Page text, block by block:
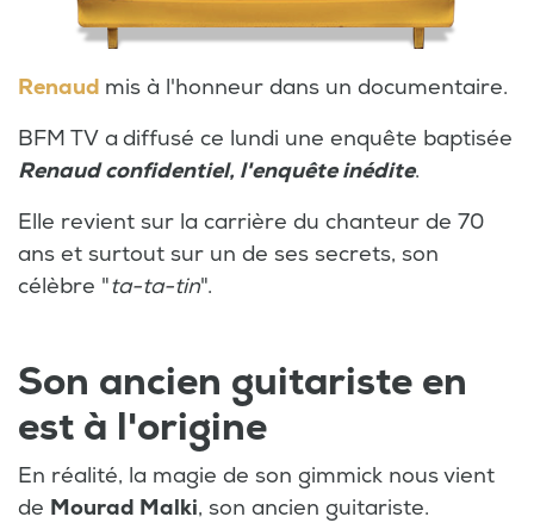
Renaud mis à l'honneur dans un documentaire.
BFM TV a diffusé ce lundi une enquête baptisée
Renaud confidentiel, l'enquête inédite.
Elle revient sur la carrière du chanteur de 70
ans et surtout sur un de ses secrets, son
célèbre "ta-ta-tin".
Son ancien guitariste en
est à l'origine
En réalité, la magie de son gimmick nous vient
de Mourad Malki, son ancien guitariste.